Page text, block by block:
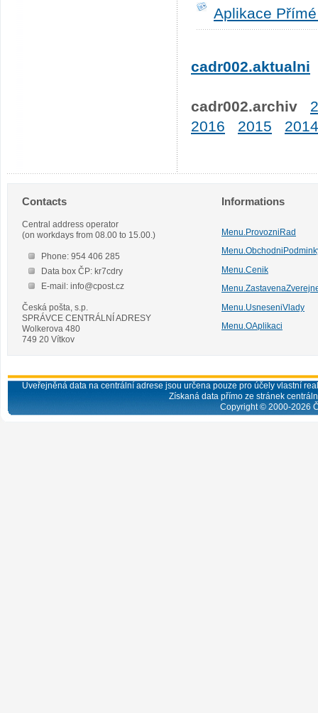
Aplikace
cadr002.aktualni
cadr002.archiv
2016
2015 2014
Contacts
Central address operator
(on workdays from 08.00 to 15.00.)
Phone: 954 406 285
Data box ČP: kr7cdry
E-mail: info@cpost.cz
Česká pošta, s.p.
SPRÁVCE CENTRÁLNÍ ADRESY
Wolkerova 480
749 20 Vítkov
Informations
Menu.ProvozniRad
Menu.Cenik
Menu.UsneseniVlady
Menu.OAplikaci
Uveřejněná data na centrální adrese jsou určena pouze pro účely vlastní
Získaná data přímo ze stránek
Copyright © 2000-2026